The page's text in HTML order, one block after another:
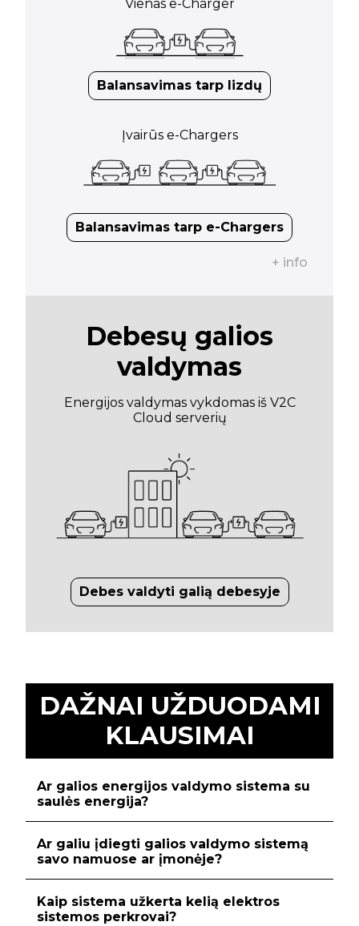
Vienas e-Charger
Balansavimas tarp lizdų
Įvairūs e-Chargers
Balansavimas tarp e-Chargers
+ info
Debesų galios
valdymas
Energijos valdymas vykdomas iš V2C
Cloud serverių
Debes valdyti galią debesyje
DAŽNAI UŽDUODAMI
KLAUSIMAI
Ar galios energijos valdymo sistema su
saulės energija?
Ar galiu įdiegti galios valdymo sistemą
savo namuose ar įmonėje?
Kaip sistema užkerta kelią elektros
sistemos perkrovai?